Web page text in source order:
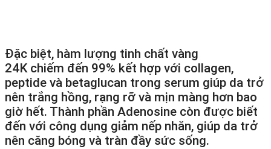
Đặc biệt, hàm lượng tinh chất vàng
24K chiếm đến 99% kết hợp với collagen,
peptide và betaglucan trong serum giúp da trở
nên trắng hồng, rạng rỡ và mịn màng hơn bao
giờ hết. Thành phần Adenosine còn được biết
đến với công dụng giảm nếp nhăn, giúp da trở
nên căng bóng và tràn đầy sức sống.